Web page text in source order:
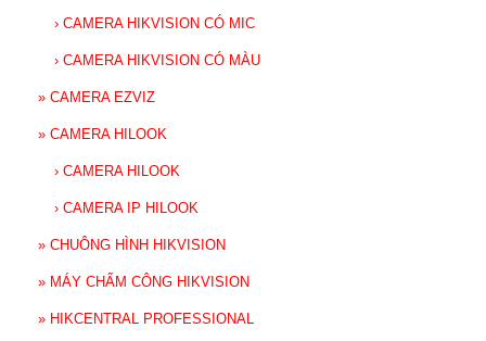
› CAMERA HIKVISION CÓ MIC
› CAMERA HIKVISION CÓ MÀU
» CAMERA EZVIZ
» CAMERA HILOOK
› CAMERA HILOOK
› CAMERA IP HILOOK
» CHUÔNG HÌNH HIKVISION
» MÁY CHẤM CÔNG HIKVISION
» HIKCENTRAL PROFESSIONAL